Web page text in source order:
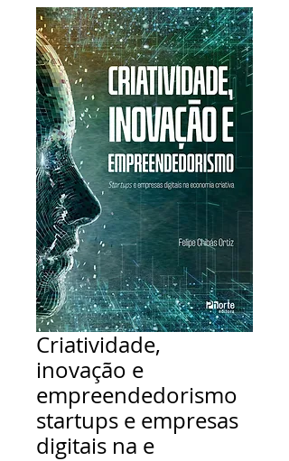
Criatividade,
inovação e
empreendedorismo
startups e empresas
digitais na e